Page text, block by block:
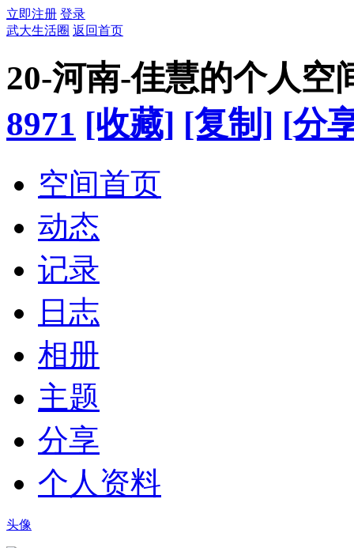
立即注册 登录
武大生活圈 返回首页
20-河南-佳慧的个人空
8971 [收藏] [复制] [分
空间首页
动态
记录
日志
相册
主题
分享
个人资料
头像